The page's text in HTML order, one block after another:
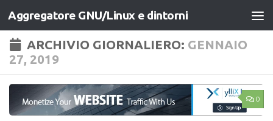
Salta al contenuto
Aggregatore GNU/Linux e dintorni
ARCHIVIO GIORNALIERO: GENNAIO
27, 2019
0